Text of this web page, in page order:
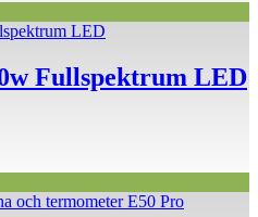
Fullspektrum LED